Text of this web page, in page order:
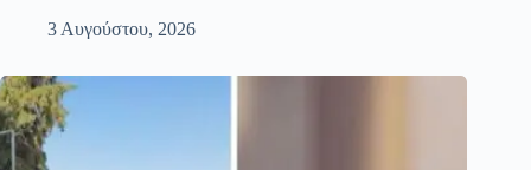
3 Αυγούστου, 2026